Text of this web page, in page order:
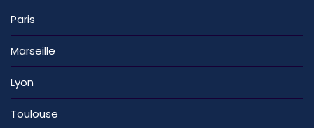
Paris
Marseille
Lyon
Toulouse